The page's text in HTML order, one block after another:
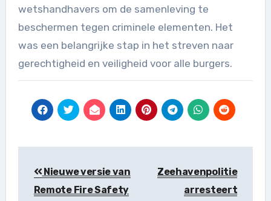
wetshandhavers om de samenleving te
beschermen tegen criminele elementen. Het
was een belangrijke stap in het streven naar
gerechtigheid en veiligheid voor alle burgers.
Nieuwe versie van
Remote Fire Safety
Zeehavenpolitie
arresteert